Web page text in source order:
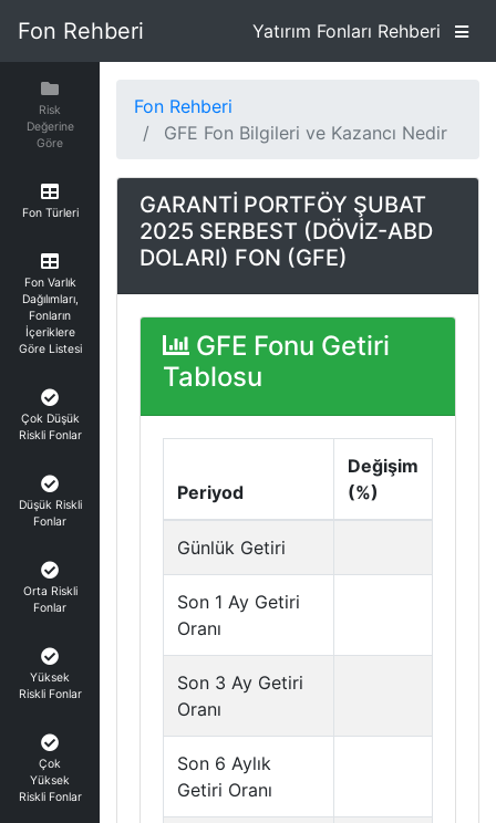
Fon Rehberi Yatırım Fonları Rehberi
Risk
Değerine
Göre
Fon Türleri
Fon Varlık
Dağılımları,
Fonların
İçeriklere
Göre Listesi
Çok Düşük
Riskli Fonlar
Düşük Riskli
Fonlar
Orta Riskli
Fonlar
Yüksek
Riskli Fonlar
Çok
Yüksek
Riskli Fonlar
Fon Rehberi
GFE Fon Bilgileri ve Kazancı Nedir
GARANTİ PORTFÖY ŞUBAT
2025 SERBEST (DÖVİZ-ABD
DOLARI) FON (GFE)
GFE Fonu Getiri
Tablosu
Periyod
Değişim
(%)
Günlük Getiri
Son 1 Ay Getiri
Oranı
Son 3 Ay Getiri
Oranı
Son 6 Aylık
Getiri Oranı